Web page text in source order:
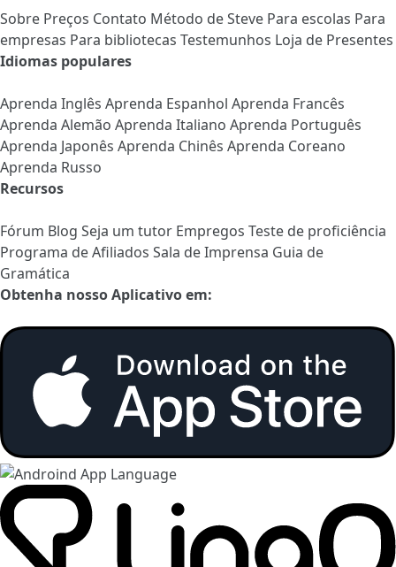
Sobre Preços Contato Método de Steve Para escolas Para
empresas Para bibliotecas Testemunhos Loja de Presentes
Idiomas populares
Aprenda Inglês Aprenda Espanhol Aprenda Francês
Aprenda Alemão Aprenda Italiano Aprenda Português
Aprenda Japonês Aprenda Chinês Aprenda Coreano
Aprenda Russo
Recursos
Fórum Blog Seja um tutor Empregos Teste de proficiência
Programa de Afiliados Sala de Imprensa Guia de
Gramática
Obtenha nosso Aplicativo em: